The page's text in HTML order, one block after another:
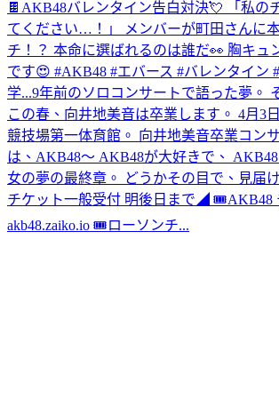
🍫AKB48バレンタイン告白対決💘 「私の
てください…！」 メンバーが町田さんに
チ！？ 本命に選ばれるのは誰だ👀 胸キュ
です😍 #AKB48 #エバース #バレンタイン
学...9年前のソロコンサートで語った夢。
この春、向井地美音は卒業します。 4月3
競技場第一体育館。 向井地美音卒業コン
は、AKB48〜 AKB48が大好きで、
女の夢の最終章。 どうかその目で、見届
チケット一般受付 明後日まで◢ 🎟AKB48
akb48.zaiko.io 🎟ローソンチ...